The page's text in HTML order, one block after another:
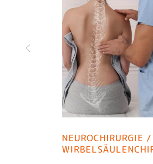
NEUROCHIRURGIE /
NEUROCHIRURGIE/
KOPF-
NEUROLOGIE
PSYCHIATRIE &
PSYCHOTHERAPIE